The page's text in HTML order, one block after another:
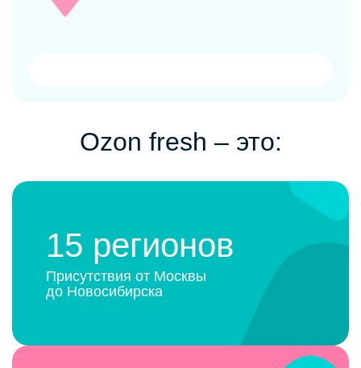
Ozon fresh ‒ это:
15 регионов
Присутствия от Москвы
до Новосибирска